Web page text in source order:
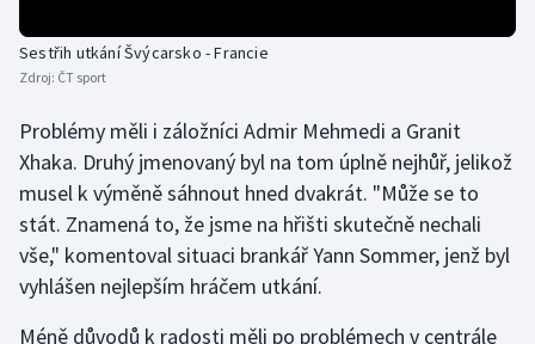
Veslování
Volejbal
Ostatní
Sestřih utkání Švýcarsko - Francie
Zdroj: ČT sport
Problémy měli i záložníci Admir Mehmedi a Granit
Xhaka. Druhý jmenovaný byl na tom úplně nejhůř, jelikož
musel k výměně sáhnout hned dvakrát. "Může se to
stát. Znamená to, že jsme na hřišti skutečně nechali
vše," komentoval situaci brankář Yann Sommer, jenž byl
vyhlášen nejlepším hráčem utkání.
Méně důvodů k radosti měli po problémech v centrále